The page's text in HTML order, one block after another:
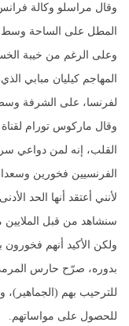
وقال مراسلو وكالة
المطل على الساحة وسط
المهاجم كيليان مبابي
لفرنسا، على الشرفة
القلب، إنه لمن دواعي
الفرنسيين فخورين
لأنني أعتقد أنها الحد
سنشاهد من قبل الملايين
ولكن الأكيد أنهم فخورون
بدوره، صرّح حارس
للترحيب بهم
للحصول على مواساتهم.